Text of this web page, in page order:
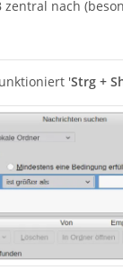
zentral nach
'Strg +